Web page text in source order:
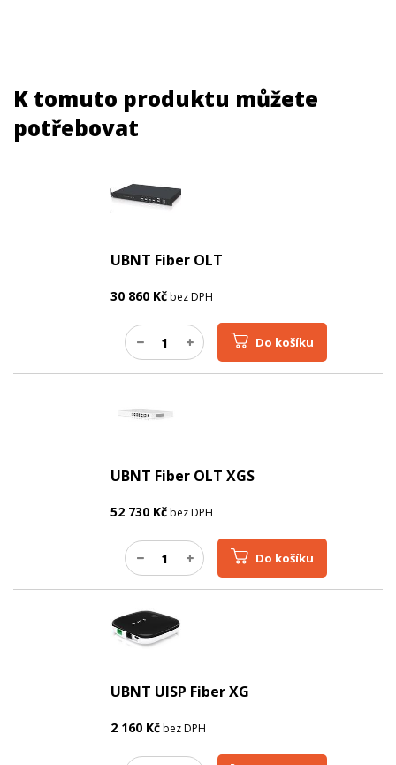
K tomuto produktu můžete
potřebovat
UBNT Fiber OLT
30 860 Kčbez DPH
Do košíku
UBNT Fiber OLT XGS
52 730 Kčbez DPH
Do košíku
UBNT UISP Fiber XG
2 160 Kčbez DPH